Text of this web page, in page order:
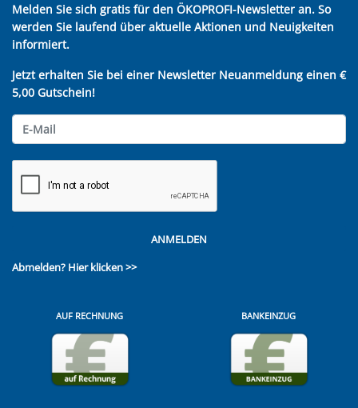
Melden Sie sich gratis für den ÖKOPROFI-Newsletter an. So
werden Sie laufend über aktuelle Aktionen und Neuigkeiten
informiert.
Jetzt erhalten Sie bei einer Newsletter Neuanmeldung einen €
5,00 Gutschein!
ANMELDEN
Abmelden? Hier klicken >>
AUF RECHNUNG BANKEINZUG